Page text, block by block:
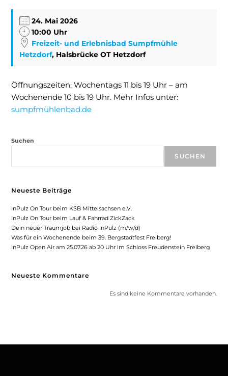
24. Mai 2026
10:00 Uhr
Freizeit- und Erlebnisbad Sumpfmühle
Hetzdorf, Halsbrücke OT Hetzdorf
Öffnungszeiten: Wochentags 11 bis 19 Uhr – am
Wochenende 10 bis 19 Uhr. Mehr Infos unter:
sumpfmühlenbad.de
Suchen
SUCHEN
Neueste Beiträge
InPulz On Tour beim KSB Mittelsachsen e.V.
InPulz On Tour beim Lauf & Fahrrad ZickZack
Dein neuer Traumjob bei Radio InPulz (m/w/d)
Was für ein Wochenende beim 39. Bergstadtfest Freiberg!
InPulz Open Air am 25.07.26 ab 20 Uhr im Schloss Freudenstein Freiberg
Neueste Kommentare
Es sind keine Kommentare vorhanden.